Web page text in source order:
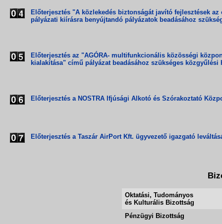
Előterjesztés "A közlekedés biztonságát javító fejlesztések
pályázati kiírásra benyújtandó pályázatok beadásához
Előterjesztés az "AGÓRA- multifunkcionális közösségi
kialakítása" című pályázat beadásához szükséges közgyűlési
Előterjesztés a NOSTRA Ifjúsági Alkotó és Szórakoztató
Előterjesztés a Taszár AirPort Kft. ügyvezető igazgató
Oktatási, Tudományos
és Kulturális Bizottság
Pénzügyi Bizottság